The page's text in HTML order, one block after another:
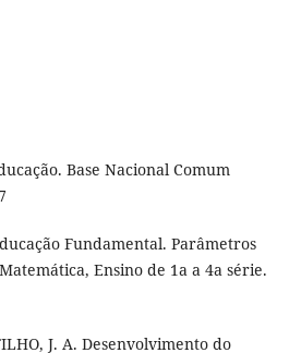
Base Nacional Comum
Fundamental. Parâmetros
Ensino de 1a a 4a série.
J. A. Desenvolvimento do